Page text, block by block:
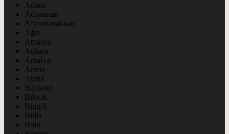
Adana
Adıyaman
Afyonkarahisar
Ağrı
Amasya
Ankara
Antalya
Artvin
Aydın
Balıkesir
Bilecik
Bingöl
Bitlis
Bolu